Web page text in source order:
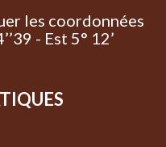
les coordonnées
- Est 5° 12’